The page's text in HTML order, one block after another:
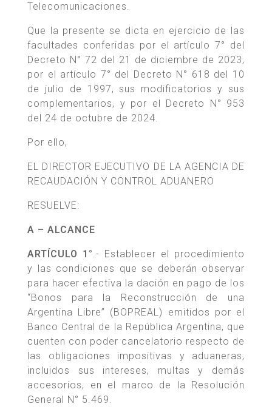
Telecomunicaciones.
Que la presente se dicta en ejercicio de las
facultades conferidas por el artículo 7° del
Decreto N° 72 del 21 de diciembre de 2023,
por el artículo 7° del Decreto N° 618 del 10
de julio de 1997, sus modificatorios y sus
complementarios, y por el Decreto N° 953
del 24 de octubre de 2024.
Por ello,
EL DIRECTOR EJECUTIVO DE LA AGENCIA DE
RECAUDACIÓN Y CONTROL ADUANERO
RESUELVE:
A – ALCANCE
ARTÍCULO 1°.- Establecer el procedimiento
y las condiciones que se deberán observar
para hacer efectiva la dación en pago de los
“Bonos para la Reconstrucción de una
Argentina Libre” (BOPREAL) emitidos por el
Banco Central de la República Argentina, que
cuenten con poder cancelatorio respecto de
las obligaciones impositivas y aduaneras,
incluidos sus intereses, multas y demás
accesorios, en el marco de la Resolución
General N° 5.469.